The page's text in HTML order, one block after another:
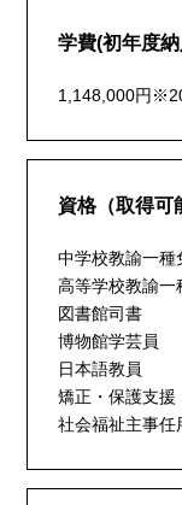
学費(初年度
1,148,000円
資格（取得可
中学校教諭一種
高等学校教諭一
図書館司書
博物館学芸員
日本語教員
矯正・保護支援
社会福祉主事任